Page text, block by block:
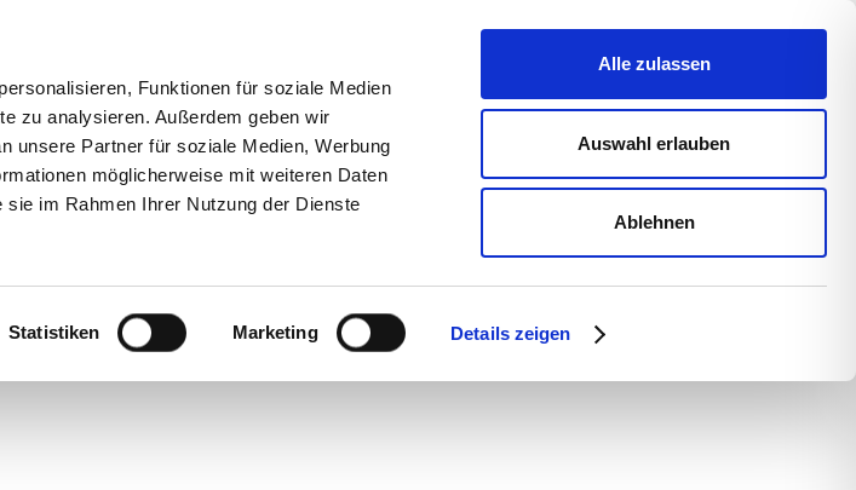
Funktionen für soziale Medien
zu analysieren. Außerdem geben wir
unsere Partner für soziale Medien, Werbung
möglicherweise mit weiteren Daten
im Rahmen Ihrer Nutzung der Dienste
Statistiken Marketing Details zeigen
Alle zulassen
Auswahl erlauben
Ablehnen
auf allen Ebenen –